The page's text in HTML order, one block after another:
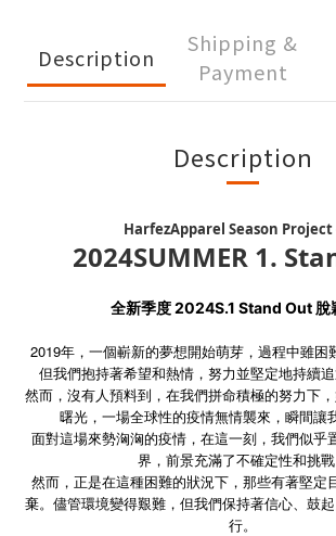
Description
Shipping &
Payment
Description
HarfezApparel Season Project
2024SUMMER 1.
全新季度 2024S.1 Stand Out 脫
2019年，一個嶄新的夢想開始萌芽，過程中雖困
但我們抱持著希望和熱情，努力並堅定地持續追
然而，沒有人預料到，在我們拼命積極的努力下
曙光，一場全球性的疫情無情襲來，瞬間讓
面對這場來勢洶洶的疫情，在這一刻，我們似乎
界，前景充滿了不確定性和挑戰
然而，正是在這種困難的狀況下，那些有著堅定
棄。儘管環境變得艱難，但我們保持著信心、鼓
行。